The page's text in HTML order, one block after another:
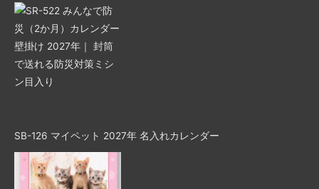
SB-126 マイペット 2027年 名入れカレンダー